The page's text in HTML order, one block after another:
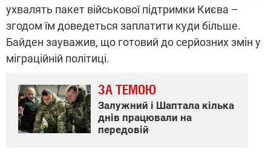
ухвалять пакет військової підтримки Києва –
згодом їм доведеться заплатити куди більше.
Байден зауважив, що готовий до серйозних змін у
міграційній політиці.
ЗА ТЕМОЮ
Залужний і Шаптала кілька
днів працювали на
передовій